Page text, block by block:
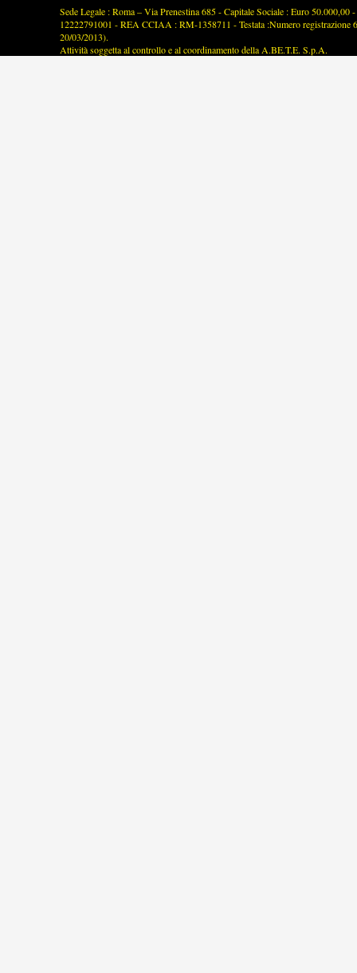
Sede Legale : Roma – Via Prenestina 685 - Capitale Sociale : Euro
12222791001 - REA CCIAA : RM-1358711 - Testata :Numero registrazione
20/03/2013).
Attività soggetta al controllo e al coordinamento della A.BE.T.E. S.p.A.